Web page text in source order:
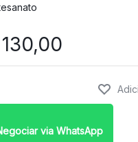
130,00
via WhatsApp